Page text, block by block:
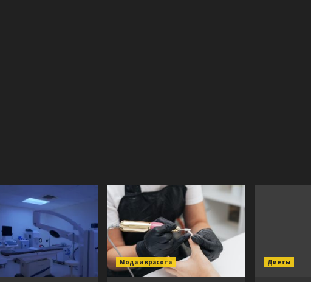
Мода и красота Диеты